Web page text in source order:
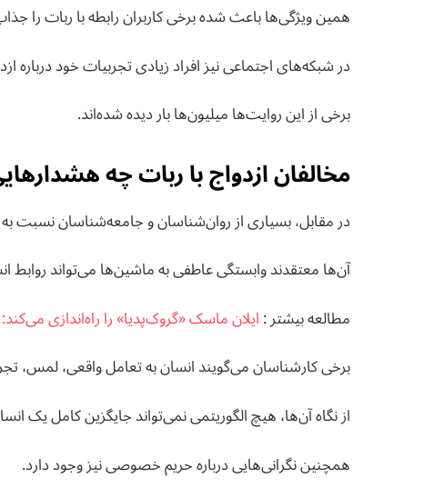
همین ویژگی‌ها باعث شده برخی کاربران رابطه با ربات را
در شبکه‌های اجتماعی نیز افراد زیادی تجربیات خود درباره
برخی از این روایت‌ها میلیون‌ها بار دیده شده‌اند.
مخالفان ازدواج با ربات چه
در مقابل، بسیاری از روان‌شناسان و جامعه‌شناسان نسبت
آن‌ها معتقدند وابستگی عاطفی به ماشین‌ها می‌تواند روابط
مطالعه بيشتر :ایلان ماسک «گروک‌پدیا» را راه‌اندازی
برخی کارشناسان می‌گویند انسان به تعامل واقعی، لمس،
از نگاه آن‌ها، هیچ الگوریتمی نمی‌تواند جایگزین کامل یک
همچنین نگرانی‌هایی درباره حریم خصوصی نیز وجود دارد.